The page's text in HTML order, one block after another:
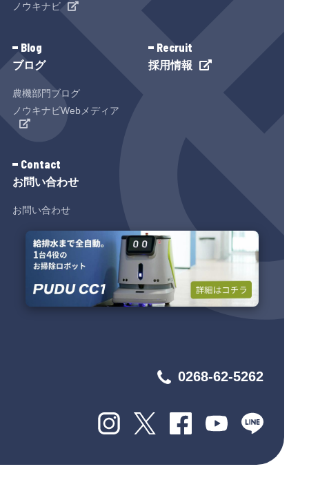
ノウキナビ
ブログ
Blog
農機部門ブログ
ノウキナビWebメディア
採用情報
Recruit
お問い合わせ
Contact
お問い合わせ
0268-62-5262